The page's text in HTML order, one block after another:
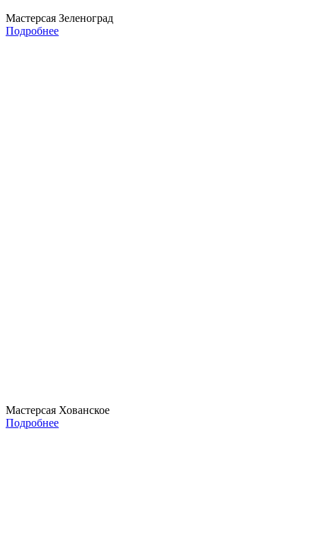
Мастерсая Зеленоград
Подробнее
Мастерсая Хованское
Подробнее